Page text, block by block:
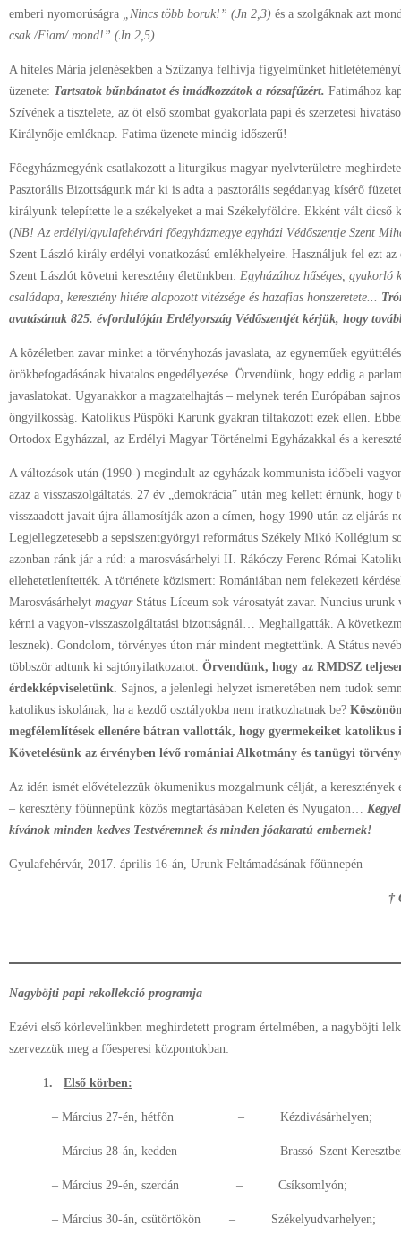
emberi nyomorúságra „Nincs több boruk!” (Jn 2,3) és a szolgáknak azt
csak /Fiam/ mond!” (Jn 2,5)
A hiteles Mária jelenésekben a Szűzanya felhívja figyelmünket
üzenete: Tartsatok bűnbánatot és imádkozzátok a rózsafűzért. Fatimához
Szívének a tisztelete, az öt első szombat gyakorlata papi és szerzetesi
Királynője emléknap. Fatima üzenete mindig időszerű!
Főegyházmegyénk csatlakozott a liturgikus magyar nyelvterületre
Pasztorális Bizottságunk már ki is adta a pasztorális segédanyag kísérő
királyunk telepítette le a székelyeket a mai Székelyföldre. Ekként vált dicső
(NB! Az erdélyi/gyulafehérvári főegyházmegye egyházi Védőszentje Szent
Szent László király erdélyi vonatkozású emlékhelyeire. Használjuk fel ezt
Szent Lászlót követni keresztény életünkben: Egyházához hűséges, gyakorló
családapa, keresztény hitére alapozott vitézsége és hazafias honszeretete...
avatásának 825. évfordulóján Erdélyország Védőszentjét kérjük, hogy
A közéletben zavar minket a törvényhozás javaslata, az egyneműek
örökbefogadásának hivatalos engedélyezése. Örvendünk, hogy eddig a
javaslatokat. Ugyanakkor a magzatelhajtás – melynek terén Európában
öngyilkosság. Katolikus Püspöki Karunk gyakran tiltakozott ezek ellen.
Ortodox Egyházzal, az Erdélyi Magyar Történelmi Egyházakkal és a
A változások után (1990-) megindult az egyházak kommunista időbeli
azaz a visszaszolgáltatás. 27 év „demokrácia” után meg kellett érnünk, hogy
visszaadott javait újra államosítják azon a címen, hogy 1990 után az eljárás
Legjellegzetesebb a sepsiszentgyörgyi református Székely Mikó Kollégium
azonban ránk jár a rúd: a marosvásárhelyi II. Rákóczy Ferenc Római
ellehetetlenítették. A története közismert: Romániában nem felekezeti
Marosvásárhelyt magyarStátus Líceum sok városatyát zavar. Nuncius urunk
kérni a vagyon-visszaszolgáltatási bizottságnál… Meghallgatták. A
lesznek). Gondolom, törvényes úton már mindent megtettünk. A Státus
többször adtunk ki sajtónyilatkozatot. Örvendünk, hogy az RMDSZ
érdekképviseletünk. Sajnos, a jelenlegi helyzet ismeretében nem tudok
katolikus iskolának, ha a kezdő osztályokba nem iratkozhatnak be?
megfélemlítések ellenére bátran vallották, hogy gyermekeiket
Követelésünk az érvényben lévő romániai Alkotmány és tanügyi
Az idén ismét elővételezzük ökumenikus mozgalmunk célját, a keresztények
– keresztény főünnepünk közös megtartásában Keleten és Nyugaton…
kívánok minden kedves Testvéremnek és minden jóakaratú embernek!
Gyulafehérvár, 2017. április 16-án, Urunk Feltámadásának főünnepén
† György s.
Nagyböjti papi rekollekció programja
Ezévi első körlevelünkben meghirdetett program értelmében, a nagyböjti
szervezzük meg a főesperesi központokban:
1. Első körben:
– Március 27-én, hétfőn – Kézdivásárhelyen;
– Március 28-án, kedden – Brassó–Szent
– Március 29-én, szerdán – Csíksomlyón;
– Március 30-án, csütörtökön – Székelyudvarhelyen;